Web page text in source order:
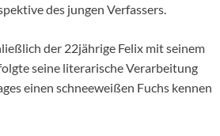
des jungen Verfassers.
der 22jährige Felix mit seinem
seine literarische Verarbeitung
einen schneeweißen Fuchs kennen